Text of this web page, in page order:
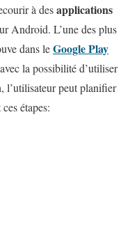
à desapplications
Android. L’une des plus
dans leGoogle Play
la possibilité d’utiliser
l’utilisateur peut planifier
étapes: